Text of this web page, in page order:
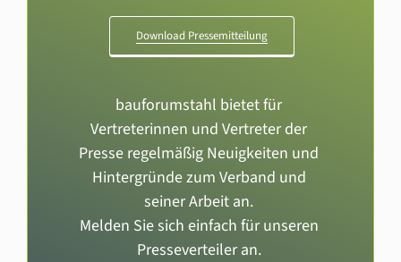
Download Pressemitteilung
bauforumstahl bietet für
Vertreterinnen und Vertreter der
Presse regelmäßig Neuigkeiten und
Hintergründe zum Verband und
seiner Arbeit an.
Melden Sie sich einfach für unseren
Presseverteiler an.